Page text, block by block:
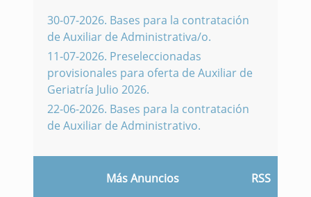
30-07-2026. Bases para la contratación
de Auxiliar de Administrativa/o.
11-07-2026. Preseleccionadas
provisionales para oferta de Auxiliar de
Geriatría Julio 2026.
22-06-2026. Bases para la contratación
de Auxiliar de Administrativo.
Más Anuncios RSS